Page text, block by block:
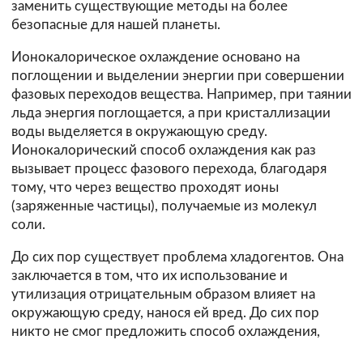
заменить существующие методы на более
безопасные для нашей планеты.
Ионокалорическое охлаждение основано на
поглощении и выделении энергии при совершении
фазовых переходов вещества. Например, при таянии
льда энергия поглощается, а при кристаллизации
воды выделяется в окружающую среду.
Ионокалорический способ охлаждения как раз
вызывает процесс фазового перехода, благодаря
тому, что через вещество проходят ионы
(заряженные частицы), получаемые из молекул
соли.
До сих пор существует проблема хладогентов. Она
заключается в том, что их использование и
утилизация отрицательным образом влияет на
окружающую среду, нанося ей вред. До сих пор
никто не смог предложить способ охлаждения,